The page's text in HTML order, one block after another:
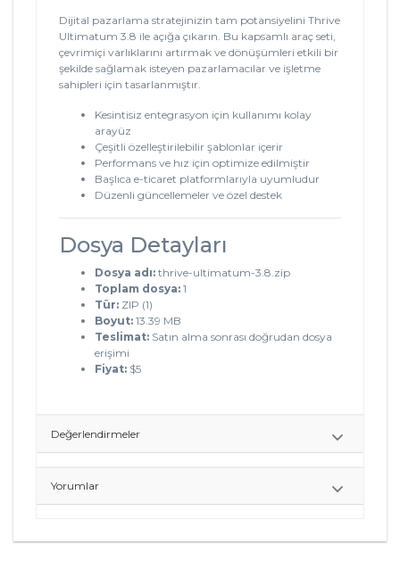
Dijital pazarlama stratejinizin tam potansiyelini Thrive
Ultimatum 3.8 ile açığa çıkarın. Bu kapsamlı araç seti,
çevrimiçi varlıklarını artırmak ve dönüşümleri etkili bir
şekilde sağlamak isteyen pazarlamacılar ve işletme
sahipleri için tasarlanmıştır.
Kesintisiz entegrasyon için kullanımı kolay
arayüz
Çeşitli özelleştirilebilir şablonlar içerir
Performans ve hız için optimize edilmiştir
Başlıca e-ticaret platformlarıyla uyumludur
Düzenli güncellemeler ve özel destek
Dosya Detayları
Dosya adı: thrive-ultimatum-3.8.zip
Toplam dosya: 1
Tür: ZIP (1)
Boyut: 13.39 MB
Teslimat: Satın alma sonrası doğrudan dosya
erişimi
Fiyat: $5
Değerlendirmeler
Yorumlar